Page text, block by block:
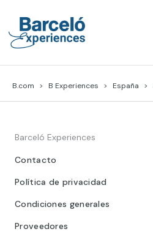
content
B.com B Experiences España
Barceló Experiences
Contacto
Política de privacidad
Condiciones generales
Proveedores